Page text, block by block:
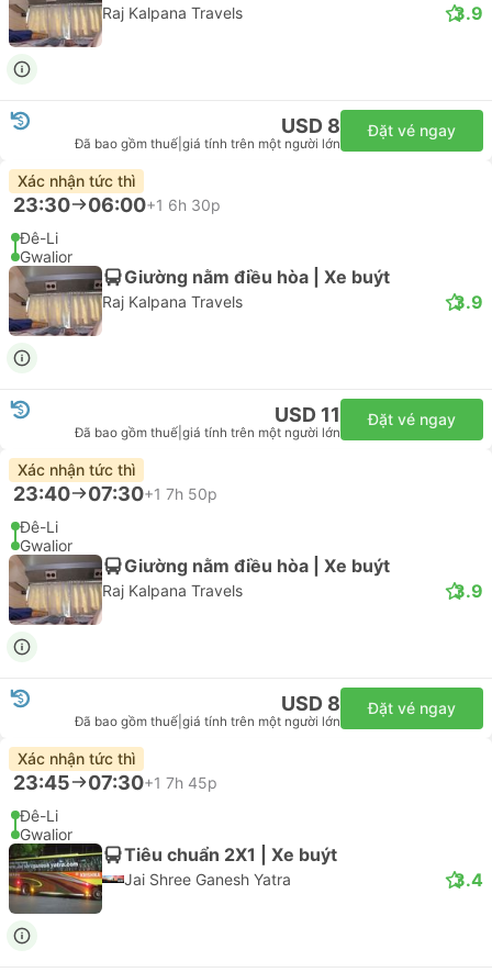
Raj Kalpana Travels 3.9
USD 8
Đã bao gồm thuế giá tính trên một người lớn
Đặt vé ngay
Xác nhận tức thì
23:30 06:00+1 6h 30p
Đê-Li
Gwalior
Giường nằm điều hòa | Xe buýt
Raj Kalpana Travels 3.9
USD 11
Đã bao gồm thuế giá tính trên một người lớn
Đặt vé ngay
Xác nhận tức thì
23:40 07:30+1 7h 50p
Đê-Li
Gwalior
Giường nằm điều hòa | Xe buýt
Raj Kalpana Travels 3.9
USD 8
Đã bao gồm thuế giá tính trên một người lớn
Đặt vé ngay
Xác nhận tức thì
23:45 07:30+1 7h 45p
Đê-Li
Gwalior
Tiêu chuẩn 2X1 | Xe buýt
Jai Shree Ganesh Yatra 3.4